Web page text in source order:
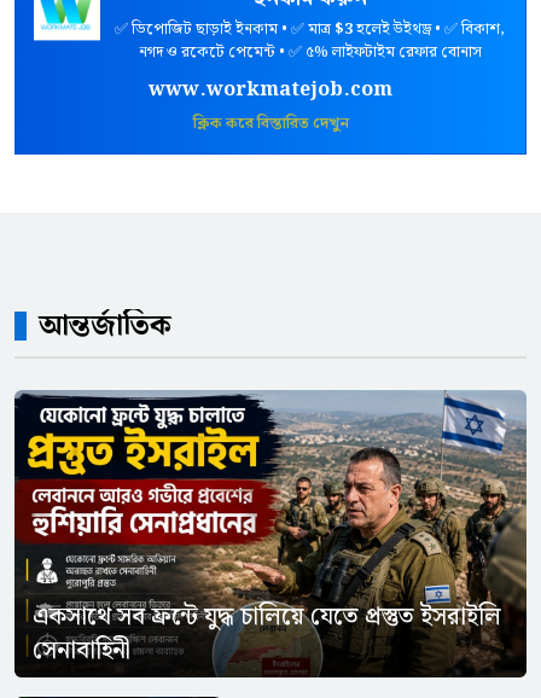
✅ ডিপোজিট ছাড়াই ইনকাম • ✅ মাত্র$3হলেই উইথড্র • ✅ বিকাশ,
নগদ ও রকেটে পেমেন্ট • ✅ ৫% লাইফটাইম রেফার বোনাস
www.workmatejob.com
ক্লিক করে বিস্তারিত দেখুন
আন্তর্জাতিক
একসাথে সব ফ্রন্টে যুদ্ধ চালিয়ে যেতে প্রস্তুত ইসরাইলি
সেনাবাহিনী